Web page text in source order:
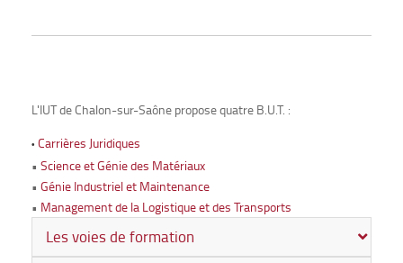
L'IUT de Chalon-sur-Saône propose quatre B.U.T. :
• Carrières Juridiques
• Science et Génie des Matériaux
• Génie Industriel et Maintenance
• Management de la Logistique et des Transports
Les voies de formation